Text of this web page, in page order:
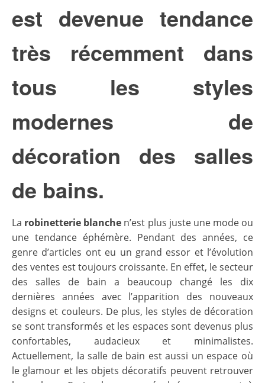
est devenue tendance
très récemment dans
tous les styles
modernes de
décoration des salles
de bains.
La robinetterie blanche n’est plus juste une mode ou
une tendance éphémère. Pendant des années, ce
genre d’articles ont eu un grand essor et l’évolution
des ventes est toujours croissante. En effet, le secteur
des salles de bain a beaucoup changé les dix
dernières années avec l’apparition des nouveaux
designs et couleurs. De plus, les styles de décoration
se sont transformés et les espaces sont devenus plus
confortables, audacieux et minimalistes.
Actuellement, la salle de bain est aussi un espace où
le glamour et les objets décoratifs peuvent retrouver